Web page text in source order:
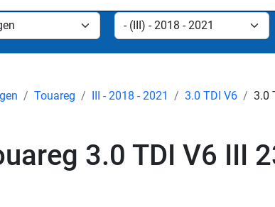
Touareg III - 2018 - 2021 3.0 TDI V6 3.0
3.0 TDI V6 III